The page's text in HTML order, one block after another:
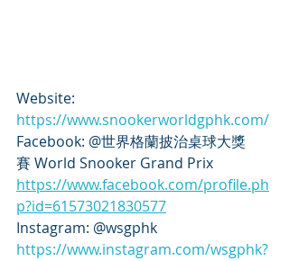
Website:
https://www.snookerworldgphk.com/
Facebook: @世界格蘭披治桌球大獎
賽 World Snooker Grand Prix
https://www.facebook.com/profile.ph
p?id=61573021830577
Instagram: @wsgphk
https://www.instagram.com/wsgphk?